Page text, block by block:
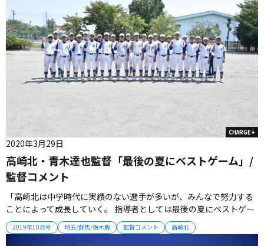
CHARGE+
2019年10月号 埼玉/群馬/栃木版 監督コメント 高崎北
高崎北・青木達也監督「最後の夏にベストゲーム」/
監督コメント
2020年3月29日
「高崎北は中学時代に実績のない選手が多いが、みんなで努力する
ことによって成長していく。 指導者としては最後の夏にベストゲー
ム、ベストプレーができるように、自立をうながしながら見守って
いる。 2019年夏は２勝することができたが3年生たちが作ったチー